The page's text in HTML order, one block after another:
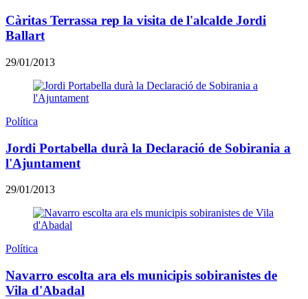
Càritas Terrassa rep la visita de l'alcalde Jordi
Ballart
29/01/2013
Política
Jordi Portabella durà la Declaració de Sobirania a
l'Ajuntament
29/01/2013
Política
Navarro escolta ara els municipis sobiranistes de
Vila d'Abadal